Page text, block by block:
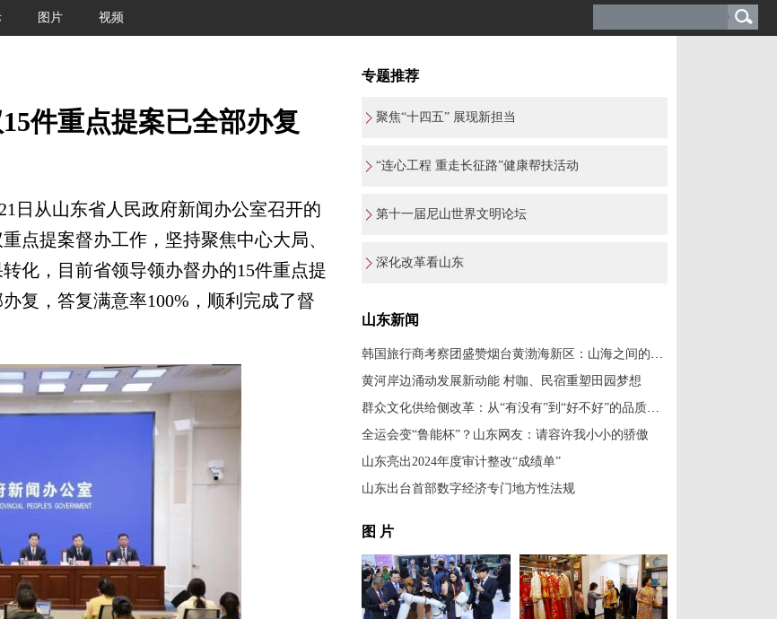
图片 视频
件重点提案已全部办复
从山东省人民政府新闻办公室召开的
点提案督办工作，坚持聚焦中心大局、
化，目前省领导领办督办的15件重点提
复，答复满意率100%，顺利完成了督
专题推荐
聚焦“十四五” 展现新担当
“连心工程 重走长征路”健康帮扶活动
第十一届尼山世界文明论坛
深化改革看山东
山东新闻
韩国旅行商考察团盛赞烟台黄渤海新区：山海之间的诗意邂逅
黄河岸边涌动发展新动能 村咖、民宿重塑田园梦想
群众文化供给侧改革：从“有没有”到“好不好”的品质跃迁
全运会变“鲁能杯”？山东网友：请容许我小小的骄傲
山东亮出2024年度审计整改“成绩单”
山东出台首部数字经济专门地方性法规
图 片